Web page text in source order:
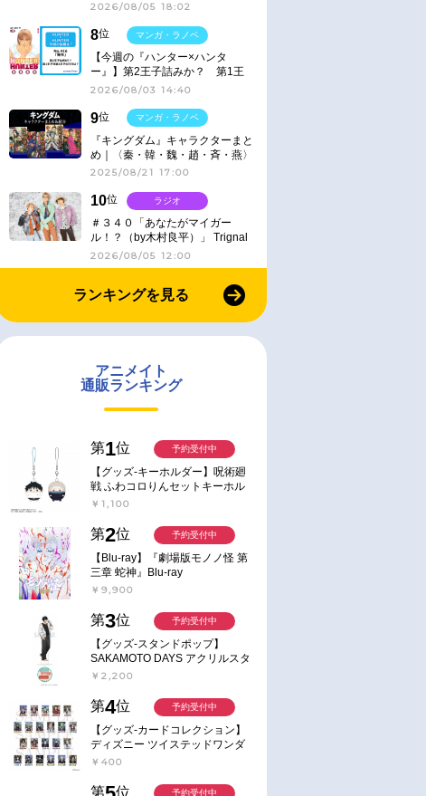
2026/08/05 18:02
8位
【今週の『ハンター×ハンタ
ー』】第2王子詰みか？ 第1王
子と第4王子が対峙「発令」＜
2026/08/03 14:40
マンガ・ラノベ
9位
『キングダム』キャラクターまと
め｜〈秦・韓・魏・趙・斉・燕〉
2025/08/21 17:00
マンガ・ラノベ
10位
＃３４０「あなたがマイガー
ル！？（by木村良平）」 Trignal
のキラキラ☆ビートＲ
2026/08/05 12:00
ラジオ
ランキングを見る
アニメイト
通販ランキング
第1位
【グッズ-キーホルダー】呪術廻
戦 ふわコロりんセットキーホル
ダー【アニメイト特典付】
￥1,100
予約受付中
第2位
【Blu-ray】『劇場版モノノ怪 第
三章 蛇神』Blu-ray
￥9,900
予約受付中
第3位
【グッズ-スタンドポップ】
SAKAMOTO DAYS アクリルスタ
ンド～Sunny Afternoon～ 4.南雲
￥2,200
予約受付中
第4位
【グッズ-カードコレクション】
ディズニー ツイステッドワンダ
ーランド ランダムカードコレク
￥400
予約受付中
第 位 予約受付中